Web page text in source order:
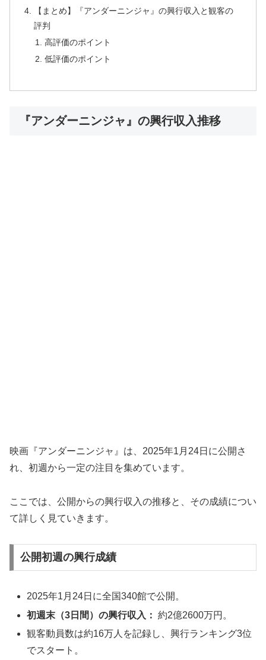
【まとめ】『アンダーニンジャ』の興行収入と観客の
評判
高評価のポイント
低評価のポイント
『アンダーニンジャ』の興行収入推移
映画『アンダーニンジャ』は、2025年1月24日に公開さ
れ、初週から一定の注目を集めています。
ここでは、公開からの興行収入の推移と、その成績につい
て詳しく見ていきます。
公開初週の興行成績
2025年1月24日に全国340館で公開。
初週末（3日間）の興行収入： 約2億2600万円。
観客動員数は約16万人を記録し、興行ランキング3位
でスタート。